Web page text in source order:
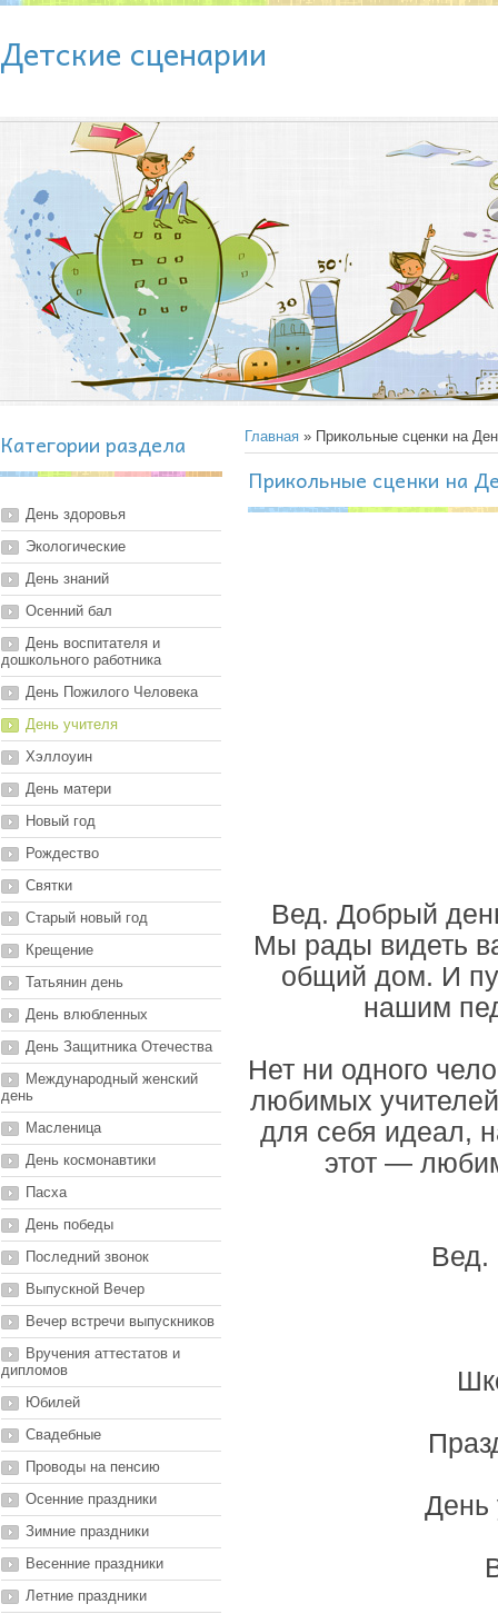
Детские сценарии
Категории раздела
День здоровья
Экологические
День знаний
Осенний бал
День воспитателя и
дошкольного работника
День Пожилого Человека
День учителя
Хэллоуин
День матери
Новый год
Рождество
Святки
Старый новый год
Крещение
Татьянин день
День влюбленных
День Защитника Отечества
Международный женский
день
Масленица
День космонавтики
Пасха
День победы
Последний звонок
Выпускной Вечер
Вечер встречи выпускников
Вручения аттестатов и
дипломов
Юбилей
Свадебные
Проводы на пенсию
Осенние праздники
Зимние праздники
Весенние праздники
Летние праздники
Главная » Прикольные сценки на
Прикольные сценки на
Вед. Добрый
Мы рады видеть
общий дом. И
нашим
Нет ни одного
любимых
для себя идеал,
этот —
Вед.
День